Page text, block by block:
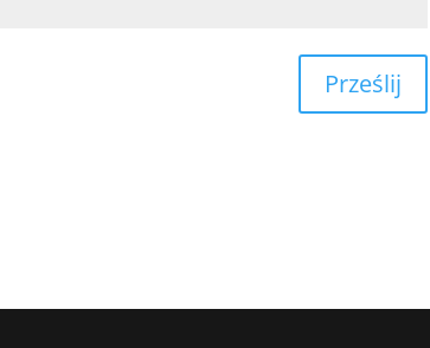
Prześlij